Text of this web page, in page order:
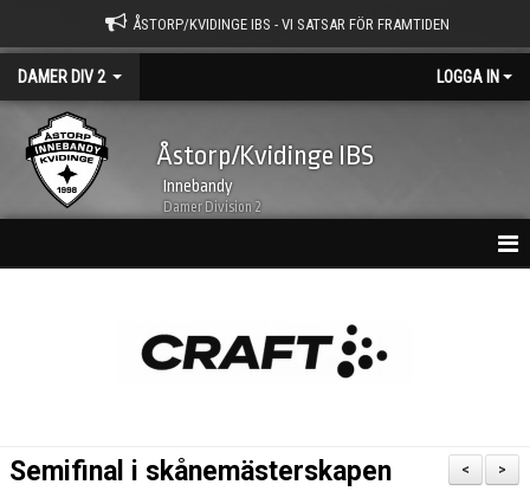
ÅSTORP/KVIDINGE IBS - VI SATSAR FÖR FRAMTIDEN
DAMER DIV 2 LOGGA IN
Åstorp/Kvidinge IBS
Innebandy
Damer Division 2
>
<
Semifinal i skånemästerskapen